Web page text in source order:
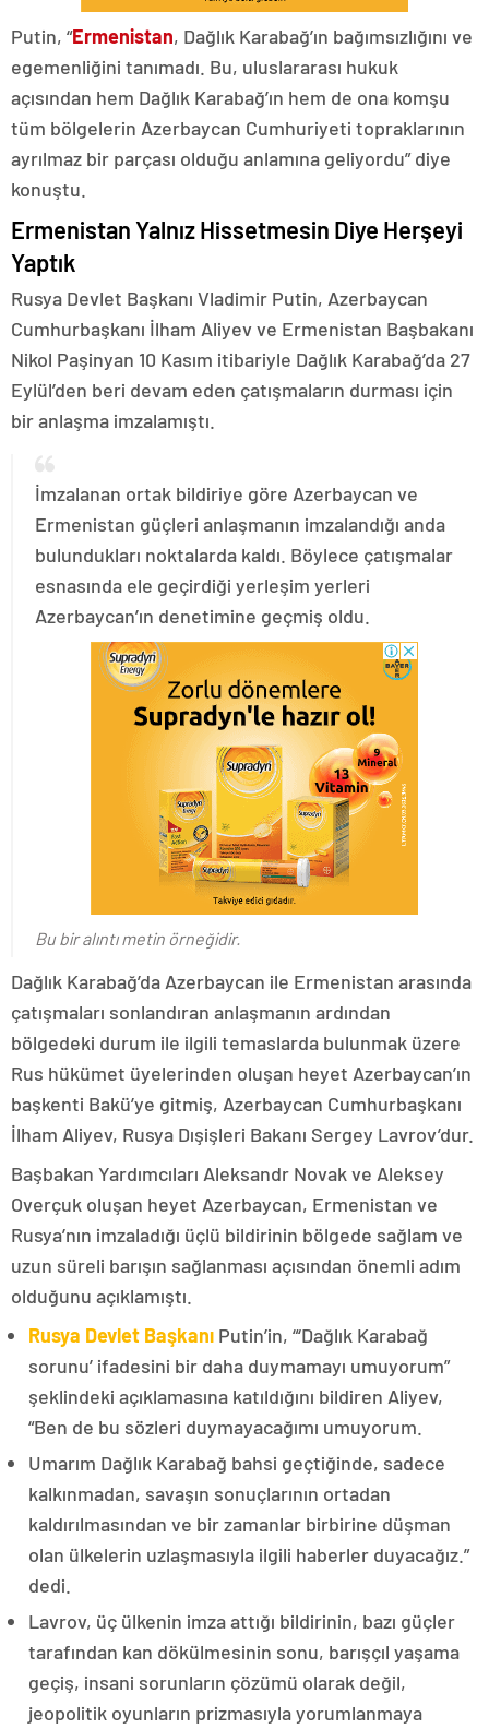
Putin, “Ermenistan, Dağlık Karabağ’ın bağımsızlığını ve
egemenliğini tanımadı. Bu, uluslararası hukuk
açısından hem Dağlık Karabağ’ın hem de ona komşu
tüm bölgelerin Azerbaycan Cumhuriyeti topraklarının
ayrılmaz bir parçası olduğu anlamına geliyordu” diye
konuştu.
Ermenistan Yalnız Hissetmesin Diye Herşeyi
Yaptık
Rusya Devlet Başkanı Vladimir Putin, Azerbaycan
Cumhurbaşkanı İlham Aliyev ve Ermenistan Başbakanı
Nikol Paşinyan 10 Kasım itibariyle Dağlık Karabağ’da 27
Eylül’den beri devam eden çatışmaların durması için
bir anlaşma imzalamıştı.
İmzalanan ortak bildiriye göre Azerbaycan ve
Ermenistan güçleri anlaşmanın imzalandığı anda
bulundukları noktalarda kaldı. Böylece çatışmalar
esnasında ele geçirdiği yerleşim yerleri
Azerbaycan’ın denetimine geçmiş oldu.
Bu bir alıntı metin örneğidir.
Dağlık Karabağ’da Azerbaycan ile Ermenistan arasında
çatışmaları sonlandıran anlaşmanın ardından
bölgedeki durum ile ilgili temaslarda bulunmak üzere
Rus hükümet üyelerinden oluşan heyet Azerbaycan’ın
başkenti Bakü’ye gitmiş, Azerbaycan Cumhurbaşkanı
İlham Aliyev, Rusya Dışişleri Bakanı Sergey Lavrov’dur.
Başbakan Yardımcıları Aleksandr Novak ve Aleksey
Overçuk oluşan heyet Azerbaycan, Ermenistan ve
Rusya’nın imzaladığı üçlü bildirinin bölgede sağlam ve
uzun süreli barışın sağlanması açısından önemli adım
olduğunu açıklamıştı.
Rusya Devlet Başkanı Putin’in, “‘Dağlık Karabağ
sorunu’ ifadesini bir daha duymamayı umuyorum”
şeklindeki açıklamasına katıldığını bildiren Aliyev,
“Ben de bu sözleri duymayacağımı umuyorum.
Umarım Dağlık Karabağ bahsi geçtiğinde, sadece
kalkınmadan, savaşın sonuçlarının ortadan
kaldırılmasından ve bir zamanlar birbirine düşman
olan ülkelerin uzlaşmasıyla ilgili haberler duyacağız.”
dedi.
Lavrov, üç ülkenin imza attığı bildirinin, bazı güçler
tarafından kan dökülmesinin sonu, barışçıl yaşama
geçiş, insani sorunların çözümü olarak değil,
jeopolitik oyunların prizmasıyla yorumlanmaya